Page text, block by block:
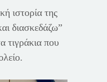
ιστορία της
διασκεδάζω”
τιγράκια που